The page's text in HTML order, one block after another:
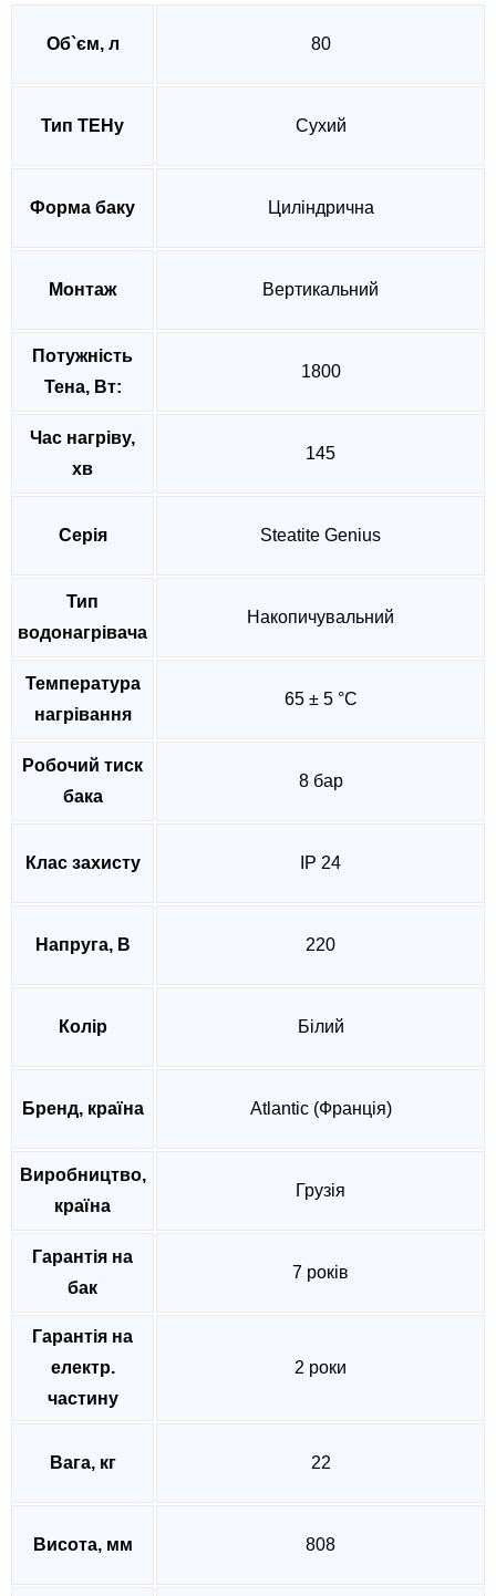
Об`єм, л 80
Тип ТЕНу Сухий
Форма баку Циліндрична
Монтаж Вертикальний
Потужність
Тена, Вт:
1800
Час нагріву,
хв
145
Серія Steatite Genius
Тип
водонагрівача
Накопичувальний
Температура
нагрівання
65 ± 5 °C
Робочий тиск
бака
8 бар
Клас захисту IP 24
Напруга, В 220
Колір Білий
Бренд, країна Atlantic (Франція)
Виробництво,
країна
Грузія
Гарантія на
бак
7 років
Гарантія на
електр.
частину
2 роки
Вага, кг 22
Висота, мм 808